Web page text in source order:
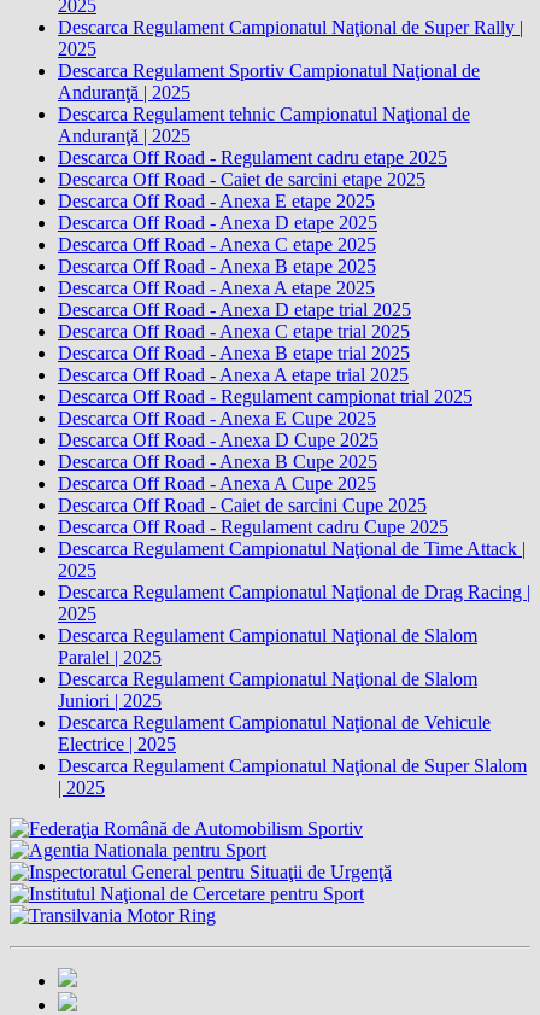
2025
Descarca Regulament Campionatul Naţional de Super Rally |
2025
Descarca Regulament Sportiv Campionatul Naţional de
Anduranţă | 2025
Descarca Regulament tehnic Campionatul Naţional de
Anduranţă | 2025
Descarca Off Road - Regulament cadru etape 2025
Descarca Off Road - Caiet de sarcini etape 2025
Descarca Off Road - Anexa E etape 2025
Descarca Off Road - Anexa D etape 2025
Descarca Off Road - Anexa C etape 2025
Descarca Off Road - Anexa B etape 2025
Descarca Off Road - Anexa A etape 2025
Descarca Off Road - Anexa D etape trial 2025
Descarca Off Road - Anexa C etape trial 2025
Descarca Off Road - Anexa B etape trial 2025
Descarca Off Road - Anexa A etape trial 2025
Descarca Off Road - Regulament campionat trial 2025
Descarca Off Road - Anexa E Cupe 2025
Descarca Off Road - Anexa D Cupe 2025
Descarca Off Road - Anexa B Cupe 2025
Descarca Off Road - Anexa A Cupe 2025
Descarca Off Road - Caiet de sarcini Cupe 2025
Descarca Off Road - Regulament cadru Cupe 2025
Descarca Regulament Campionatul Naţional de Time Attack |
2025
Descarca Regulament Campionatul Naţional de Drag Racing |
2025
Descarca Regulament Campionatul Naţional de Slalom
Paralel | 2025
Descarca Regulament Campionatul Naţional de Slalom
Juniori | 2025
Descarca Regulament Campionatul Naţional de Vehicule
Electrice | 2025
Descarca Regulament Campionatul Naţional de Super Slalom
| 2025